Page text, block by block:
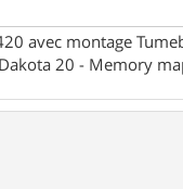
avec montage
20 - Memory